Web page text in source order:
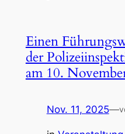
Einen
der
am 10.
Nov. 11, 2025—